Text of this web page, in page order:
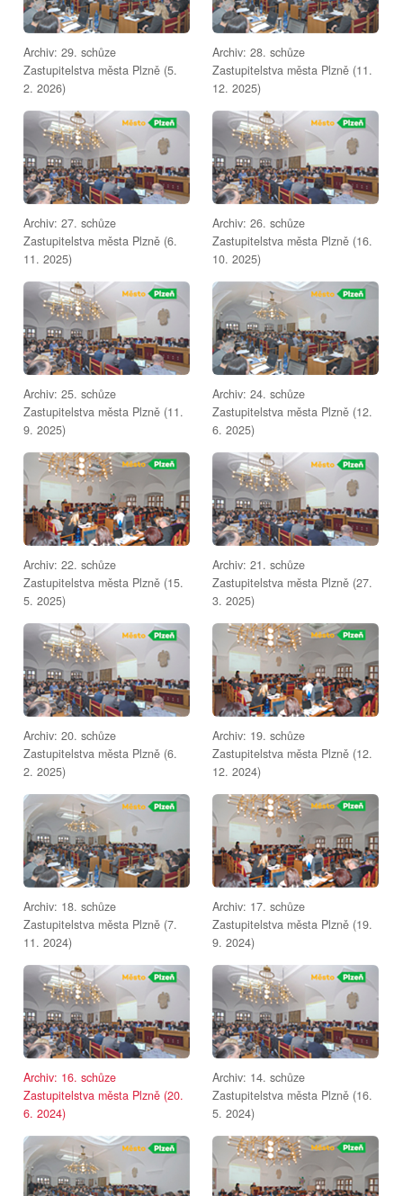
Archiv: 29. schůze
Zastupitelstva města Plzně (5.
2. 2026)
Archiv: 28. schůze
Zastupitelstva města Plzně (11.
12. 2025)
Archiv: 27. schůze
Zastupitelstva města Plzně (6.
11. 2025)
Archiv: 26. schůze
Zastupitelstva města Plzně (16.
10. 2025)
Archiv: 25. schůze
Zastupitelstva města Plzně (11.
9. 2025)
Archiv: 24. schůze
Zastupitelstva města Plzně (12.
6. 2025)
Archiv: 22. schůze
Zastupitelstva města Plzně (15.
5. 2025)
Archiv: 21. schůze
Zastupitelstva města Plzně (27.
3. 2025)
Archiv: 20. schůze
Zastupitelstva města Plzně (6.
2. 2025)
Archiv: 19. schůze
Zastupitelstva města Plzně (12.
12. 2024)
Archiv: 18. schůze
Zastupitelstva města Plzně (7.
11. 2024)
Archiv: 17. schůze
Zastupitelstva města Plzně (19.
9. 2024)
Archiv: 16. schůze
Zastupitelstva města Plzně (20.
6. 2024)
Archiv: 14. schůze
Zastupitelstva města Plzně (16.
5. 2024)